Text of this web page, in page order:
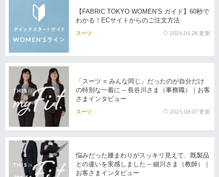
【FABRIC TOKYO WOMEN’S ガイド】60秒で
わかる！ECサイトからのご注文方法
スーツ 2026.01.28 更新
「スーツ = みんな同じ」だったのが自分だけ
の特別な一着に – 長谷川さま（事務職）｜お客
さまインタビュー
スーツ 2025.08.07 更新
悩みだった腰まわりがスッキリ見えて、既製品
との違いを実感しました – 細川さま（教師）｜
お客さまインタビュー